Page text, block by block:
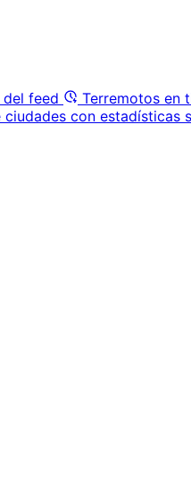
feed Terremotos en
ciudades con estadísticas